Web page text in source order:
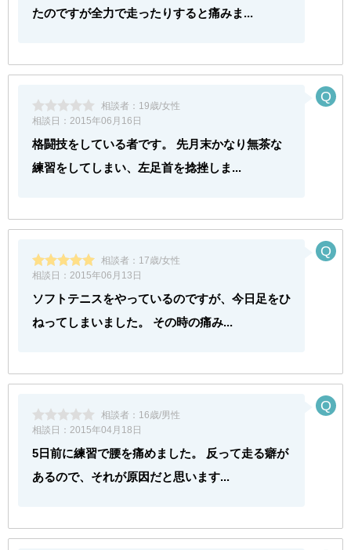
たのですが全力で走ったりすると痛みま...
相談者： 19歳/女性
相談日： 2015年06月16日
格闘技をしている者です。 先月末かなり無茶な
練習をしてしまい、左足首を捻挫しま...
相談者： 17歳/女性
相談日： 2015年06月13日
ソフトテニスをやっているのですが、今日足をひ
ねってしまいました。 その時の痛み...
相談者： 16歳/男性
相談日： 2015年04月18日
5日前に練習で腰を痛めました。 反って走る癖が
あるので、それが原因だと思います...